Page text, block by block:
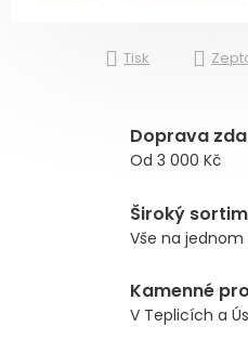
Tisk
Doprava
Od 3 000 Kč
Široký
Vše na
Kamenné
V Teplicích a